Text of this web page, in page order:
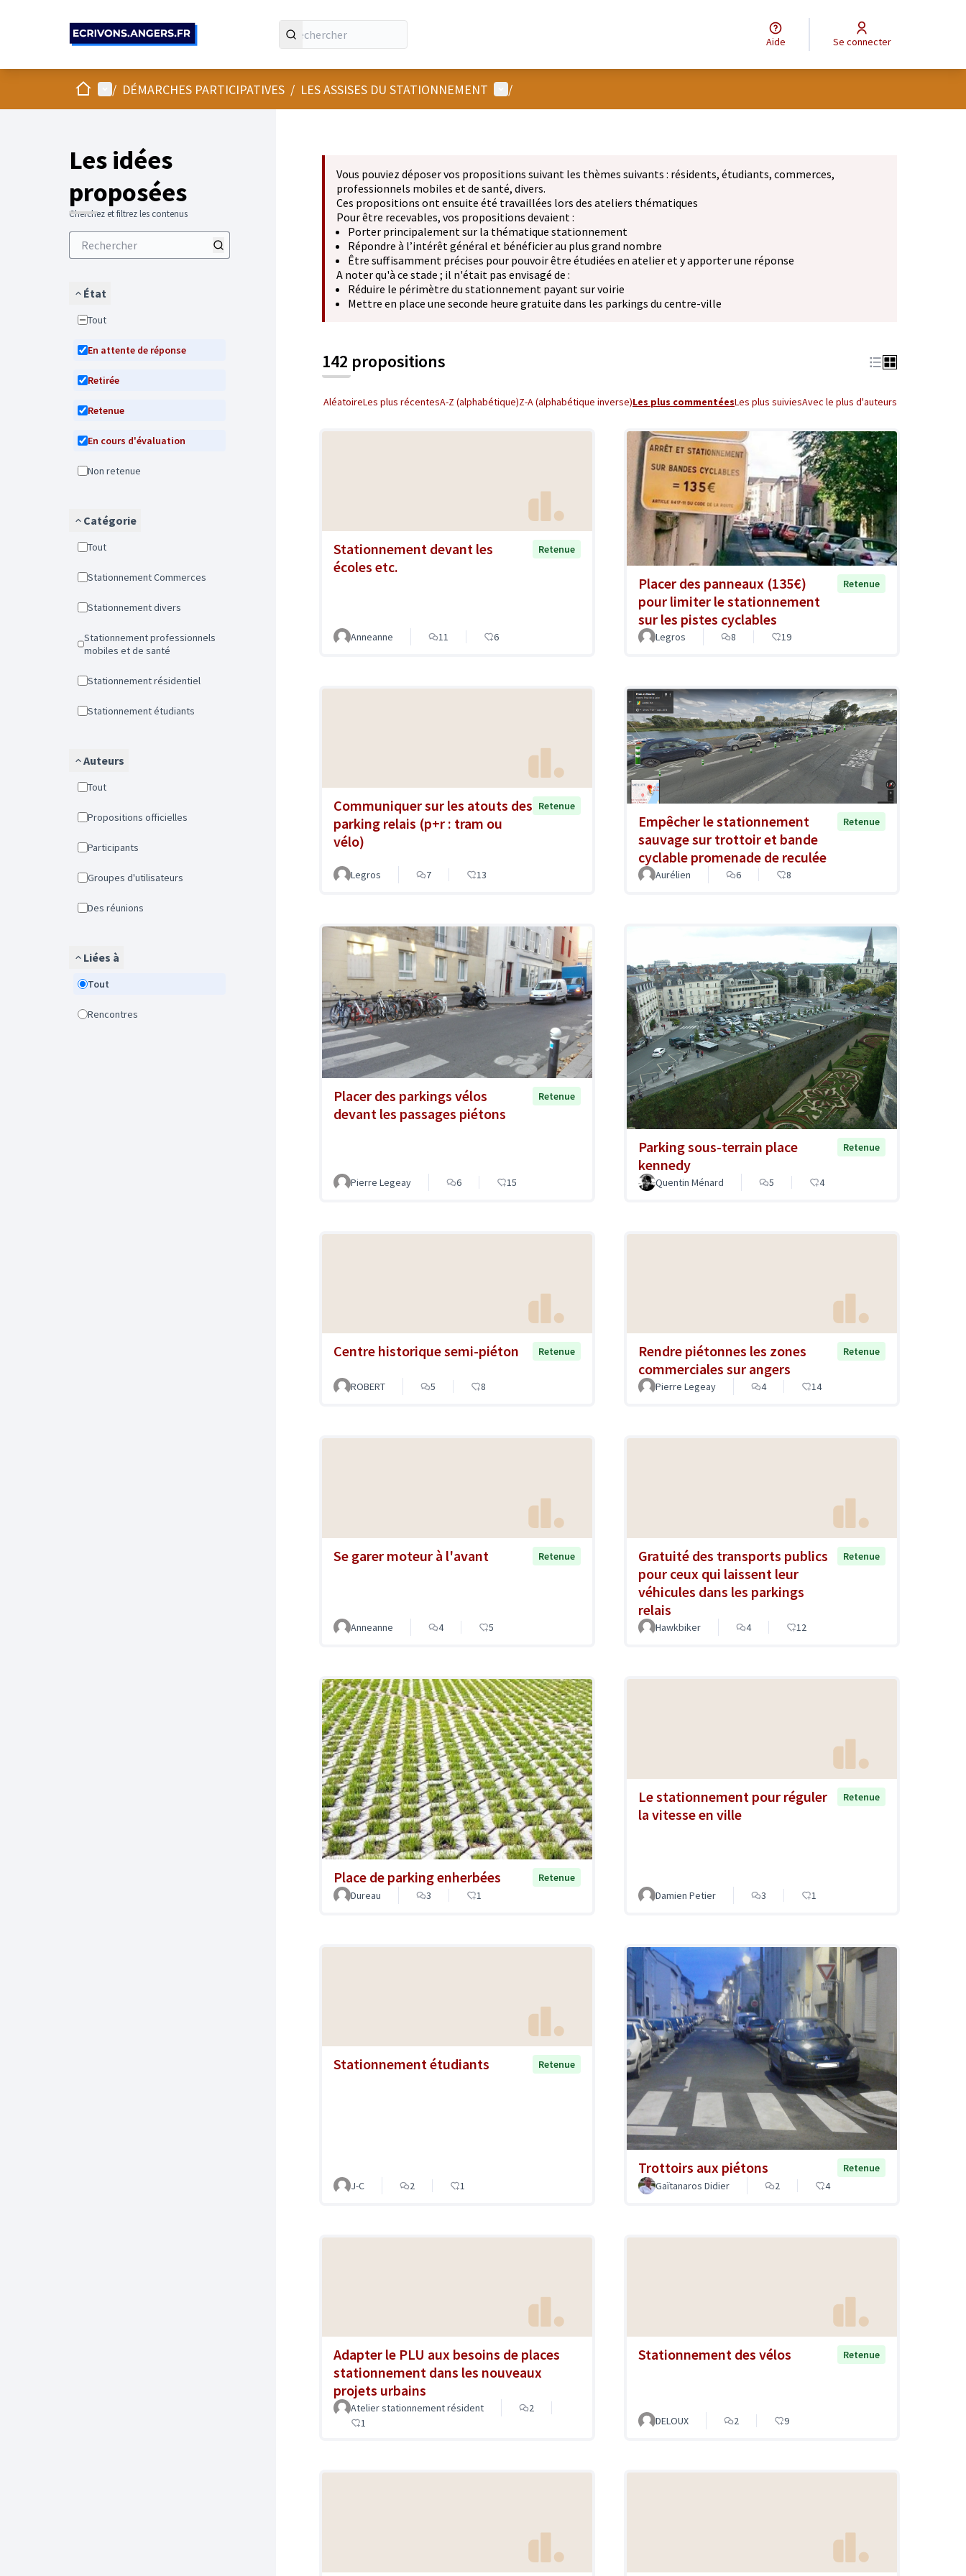
Aide Se connecter
AccueilMenu principal
/ DÉMARCHES PARTICIPATIVES / LES ASSISES DU STATIONNEMENT Menu utilisateur
/
Les idées
proposées
Cherchez et filtrez les contenus
État
Tout
En attente de réponse
Retirée
Retenue
En cours d'évaluation
Non retenue
Catégorie
Tout
Stationnement Commerces
Stationnement divers
Stationnement professionnels
mobiles et de santé
Stationnement résidentiel
Stationnement étudiants
Auteurs
Tout
Propositions officielles
Participants
Groupes d'utilisateurs
Des réunions
Liées à
Tout
Rencontres
Vous pouviez déposer vos propositions suivant les thèmes suivants : résidents, étudiants, commerces,
professionnels mobiles et de santé, divers.
Ces propositions ont ensuite été travaillées lors des ateliers thématiques
Pour être recevables, vos propositions devaient :
Porter principalement sur la thématique stationnement
Répondre à l’intérêt général et bénéficier au plus grand nombre
Être suffisamment précises pour pouvoir être étudiées en atelier et y apporter une réponse
A noter qu'à ce stade ; il n'était pas envisagé de :
Réduire le périmètre du stationnement payant sur voirie
Mettre en place une seconde heure gratuite dans les parkings du centre-ville
142 propositions
AléatoireLes plus récentesA-Z (alphabétique)Z-A (alphabétique inverse)Les plus commentéesLes plus suiviesAvec le plus d'auteurs
Stationnement devant les
écoles etc.
Retenue
Anneanne 11 6
Placer des panneaux (135€)
pour limiter le stationnement
sur les pistes cyclables
Retenue
Legros 8 19
Communiquer sur les atouts des
parking relais (p+r : tram ou
vélo)
Retenue
Legros 7 13
Empêcher le stationnement
sauvage sur trottoir et bande
cyclable promenade de reculée
Retenue
Aurélien 6 8
Placer des parkings vélos
devant les passages piétons
Retenue
Pierre Legeay 6 15
Parking sous-terrain place
kennedy
Retenue
Quentin Ménard 5 4
Centre historique semi-piéton Retenue
ROBERT 5 8
Rendre piétonnes les zones
commerciales sur angers
Retenue
Pierre Legeay 4 14
Se garer moteur à l'avant Retenue
Anneanne 4 5
Gratuité des transports publics
pour ceux qui laissent leur
véhicules dans les parkings
relais
Retenue
Hawkbiker 4 12
Place de parking enherbées
Retenue
Dureau
3 1
Le stationnement pour réguler
la vitesse en ville
Retenue
Damien Petier 3 1
Stationnement étudiants Retenue
J-C 2 1
Trottoirs aux piétons
Retenue
Gaïtanaros Didier
2 4
Adapter le PLU aux besoins de places
stationnement dans les nouveaux
projets urbains
Atelier stationnement résident
2
1
Stationnement des vélos Retenue
DELOUX 2 9